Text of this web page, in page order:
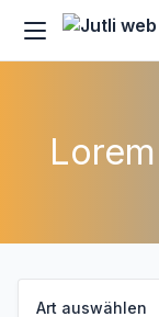
Art auswählen